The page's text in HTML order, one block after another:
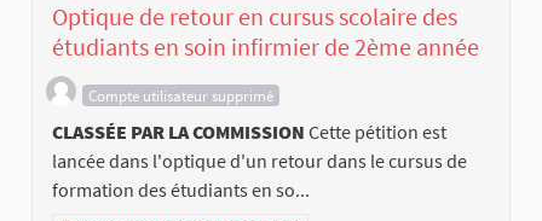
Optique de retour en cursus scolaire des
étudiants en soin infirmier de 2ème année
Compte utilisateur supprimé
CLASSÉE PAR LA COMMISSION Cette pétition est
lancée dans l'optique d'un retour dans le cursus de
formation des étudiants en so...